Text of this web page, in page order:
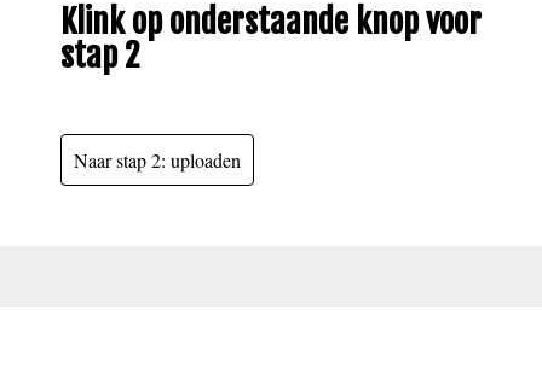
Klink op onderstaande knop voor
stap 2